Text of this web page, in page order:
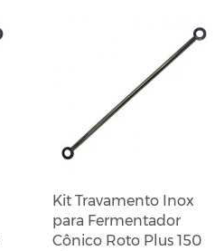
Kit Travamento Inox
para Fermentador
Cônico Roto Plus 150